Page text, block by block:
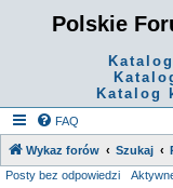
Polskie
Katalog
FAQ
Wykaz forów Szukaj
Posty bez odpowiedzi